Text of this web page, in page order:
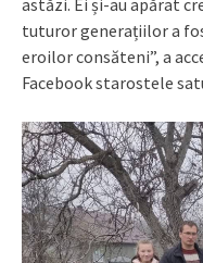
astăzi. Ei și-au apărat
tuturor generațiilor a
eroilor consăteni”, a
Facebook starostele